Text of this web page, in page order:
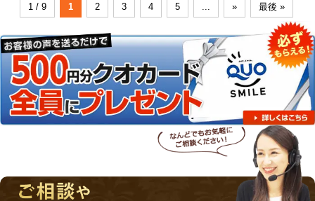
1 / 9 1 2 3 4 5 » 最後 »